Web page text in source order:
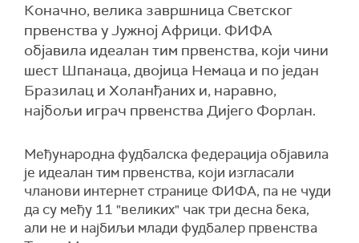
Коначно, велика завршница Светског
првенства у Јужној Африци. ФИФА
објавила идеалан тим првенства, који чини
шест Шпанаца, двојица Немаца и по један
Бразилац и Холанђаних и, наравно,
најбољи играч првенства Дијего Форлан.
Међународна фудбалска федерација објавила
је идеалан тим првенства, који изгласали
чланови интернет странице ФИФА, па не чуди
да су међу 11 "великих" чак три десна бека,
али не и најбиљи млади фудбалер првенства